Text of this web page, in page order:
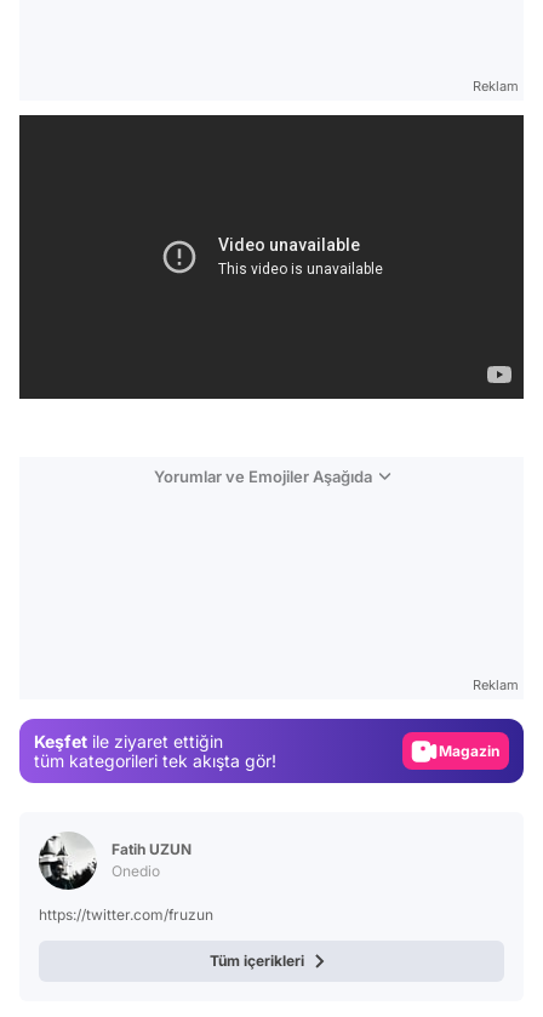
Reklam
Yorumlar ve Emojiler Aşağıda
Reklam
Keşfet ile ziyaret ettiğin
tüm kategorileri tek akışta gör!
Magazin
Fatih UZUN
Onedio
https://twitter.com/fruzun
Tüm içerikleri